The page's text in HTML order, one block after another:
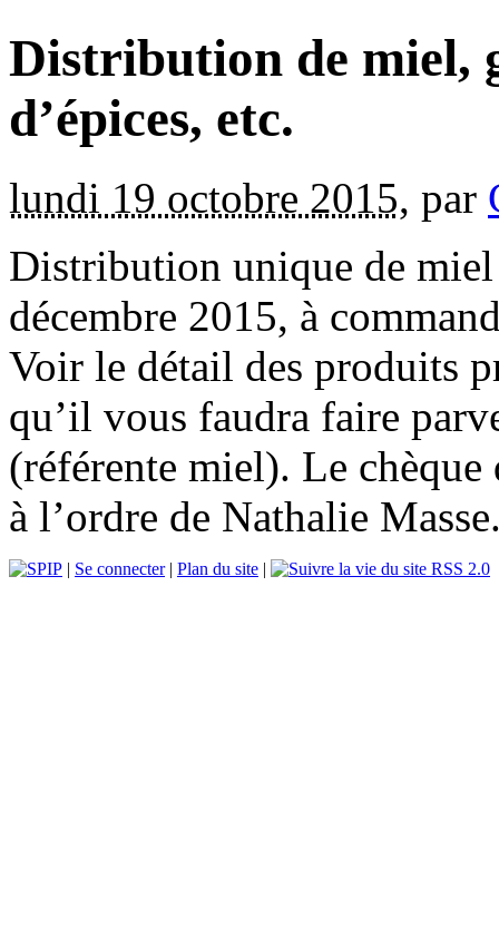
Distribution de miel,
d’épices, etc.
lundi 19 octobre 2015, par
Distribution unique de
décembre 2015, à
Voir le détail des produits
qu’il vous faudra faire
(référente miel). Le
à l’ordre de Nathalie
| Se connecter| Plan du site | RSS 2.0